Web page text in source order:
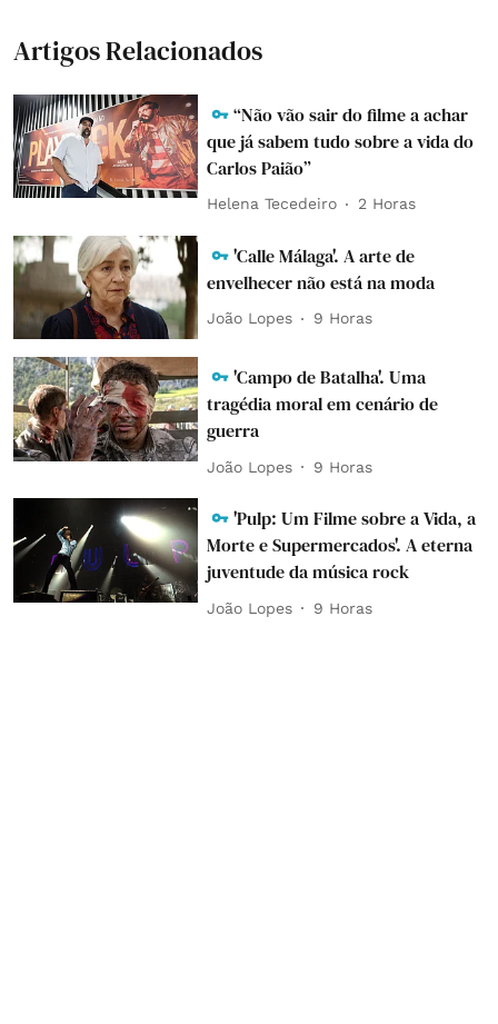
Artigos Relacionados
“Não vão sair do filme a achar
que já sabem tudo sobre a vida do
Carlos Paião”
Helena Tecedeiro 2 Horas
'Calle Málaga'. A arte de
envelhecer não está na moda
João Lopes 9 Horas
'Campo de Batalha'. Uma
tragédia moral em cenário de
guerra
João Lopes 9 Horas
'Pulp: Um Filme sobre a Vida, a
Morte e Supermercados'. A eterna
juventude da música rock
João Lopes 9 Horas